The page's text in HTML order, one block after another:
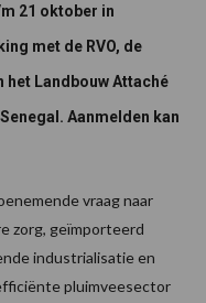
21 oktober in
met de RVO, de
het Landbouw Attaché
Aanmelden kan
vraag naar
zorg, geïmporteerd
industrialisatie en
pluimveesector